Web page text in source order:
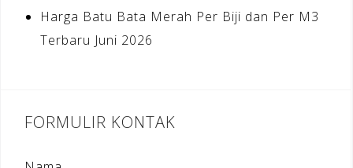
Harga Batu Bata Merah Per Biji dan Per M3
Terbaru Juni 2026
FORMULIR KONTAK